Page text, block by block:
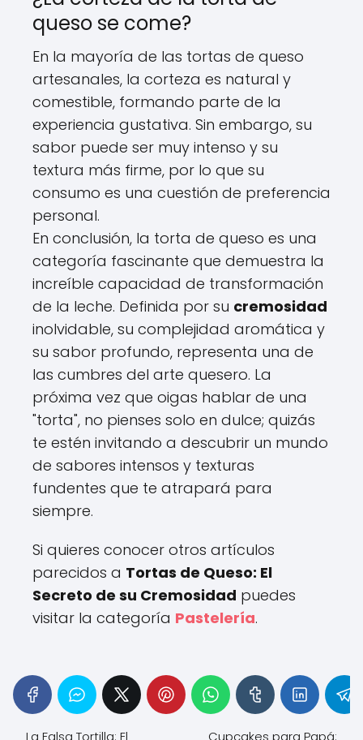
queso se come?
En la mayoría de las tortas de queso
artesanales, la corteza es natural y
comestible, formando parte de la
experiencia gustativa. Sin embargo, su
sabor puede ser muy intenso y su
textura más firme, por lo que su
consumo es una cuestión de preferencia
personal.
En conclusión, la torta de queso es una
categoría fascinante que demuestra la
increíble capacidad de transformación
de la leche. Definida por su cremosidad
inolvidable, su complejidad aromática y
su sabor profundo, representa una de
las cumbres del arte quesero. La
próxima vez que oigas hablar de una
"torta", no pienses solo en dulce; quizás
te estén invitando a descubrir un mundo
de sabores intensos y texturas
fundentes que te atrapará para
siempre.
Si quieres conocer otros artículos
parecidos a Tortas de Queso: El
Secreto de su Cremosidad puedes
visitar la categoría Pastelería.
La Falsa Tortilla: El Cupcakes para Papá: